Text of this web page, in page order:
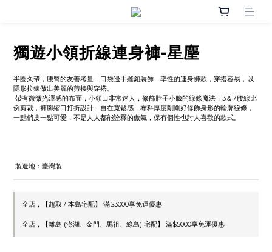
獨遊小領折線連身褲-星塵
半圈久帶，腰臀的友善考量，口袋邊手縫釦裝飾，率性的連身褲款，穿搭容易，以
隱形拉鍊做出美麗的剪接與穿搭。
例剪裁，褲腳縮口打折設計，自在寬鬆感，布料厚度剛剛好修飾身形的輪廓線條，
一點俏皮一點可愛，不是人人都能詮釋的傲氣，保有個性也討人喜歡的款式。
製造地：臺灣製
全店，【超取 / 本島宅配】 滿$3000享免運優惠
全店，【離島 (澎湖、金門、馬祖、綠島) 宅配】 滿$5000享免運優惠